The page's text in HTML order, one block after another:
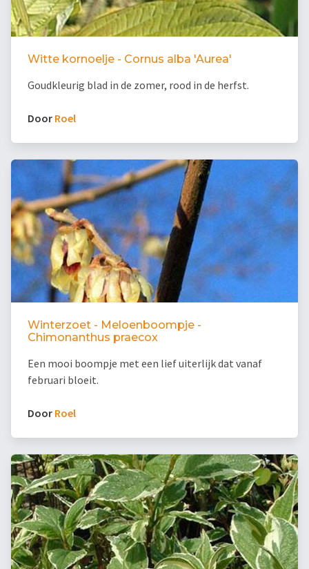
Witte kornoelje - Cornus alba 'Aurea'
Goudkleurig blad in de zomer, rood in de herfst.
Door Roel
Winterzoet - Meloenboompje -
Chimonanthus praecox
Een mooi boompje met een lief uiterlijk dat vanaf
februari bloeit.
Door Roel